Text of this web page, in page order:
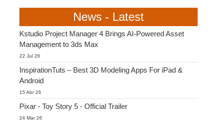
News - Latest
Kstudio Project Manager 4 Brings AI-Powered Asset
Management to 3ds Max
22 Jul 26
InspirationTuts – Best 3D Modeling Apps For iPad &
Android
15 Abr 26
Pixar - Toy Story 5 - Official Trailer
24 Mar 26